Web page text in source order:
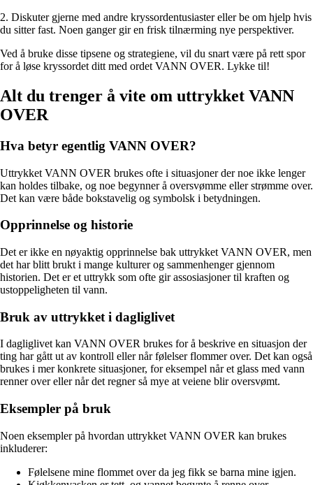
2. Diskuter gjerne med andre kryssordentusiaster eller be om hjelp hvis
du sitter fast. Noen ganger gir en frisk tilnærming nye perspektiver.
Ved å bruke disse tipsene og strategiene, vil du snart være på rett spor
for å løse kryssordet ditt med ordet VANN OVER. Lykke til!
Alt du trenger å vite om uttrykket VANN
OVER
Hva betyr egentlig VANN OVER?
Uttrykket VANN OVER brukes ofte i situasjoner der noe ikke lenger
kan holdes tilbake, og noe begynner å oversvømme eller strømme over.
Det kan være både bokstavelig og symbolsk i betydningen.
Opprinnelse og historie
Det er ikke en nøyaktig opprinnelse bak uttrykket VANN OVER, men
det har blitt brukt i mange kulturer og sammenhenger gjennom
historien. Det er et uttrykk som ofte gir assosiasjoner til kraften og
ustoppeligheten til vann.
Bruk av uttrykket i dagliglivet
I dagliglivet kan VANN OVER brukes for å beskrive en situasjon der
ting har gått ut av kontroll eller når følelser flommer over. Det kan også
brukes i mer konkrete situasjoner, for eksempel når et glass med vann
renner over eller når det regner så mye at veiene blir oversvømt.
Eksempler på bruk
Noen eksempler på hvordan uttrykket VANN OVER kan brukes
inkluderer:
Følelsene mine flommet over da jeg fikk se barna mine igjen.